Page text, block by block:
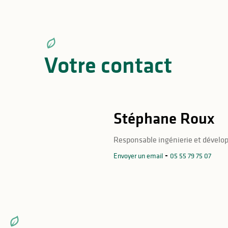
Votre contact
Stéphane Roux
Responsable ingénierie et
Envoyer un email 05 55 79 75 07